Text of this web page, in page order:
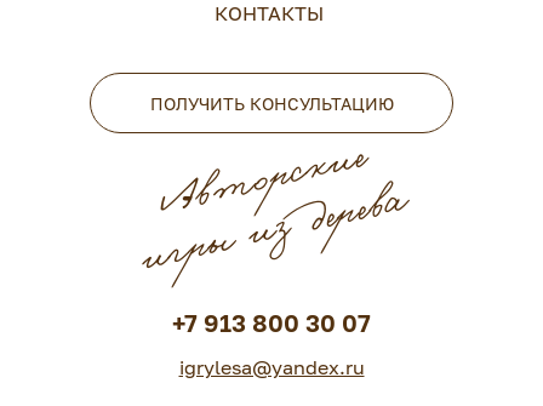
КОНТАКТЫ
+7 913 800 30 07
igrylesa@yandex.ru
Авторские
игры из дерева
ПОЛУЧИТЬ КОНСУЛЬТАЦИЮ